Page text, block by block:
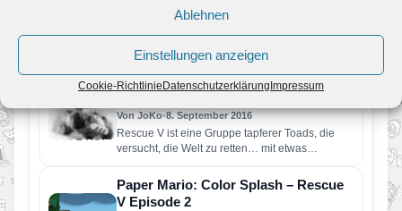
Ablehnen
Einstellungen anzeigen
Cookie-Richtlinie Datenschutzerklärung Impressum
30. September 2016
Mario: Color Splash-Bereich:…
Paper Mario: Color Splash – Rescue
Von JoKo•8. September 2016
Rescue V ist eine Gruppe tapferer Toads, die
versucht, die Welt zu retten… mit etwas
Unterstützung von Mario.…
Paper Mario: Color Splash – Rescue
V Episode 2